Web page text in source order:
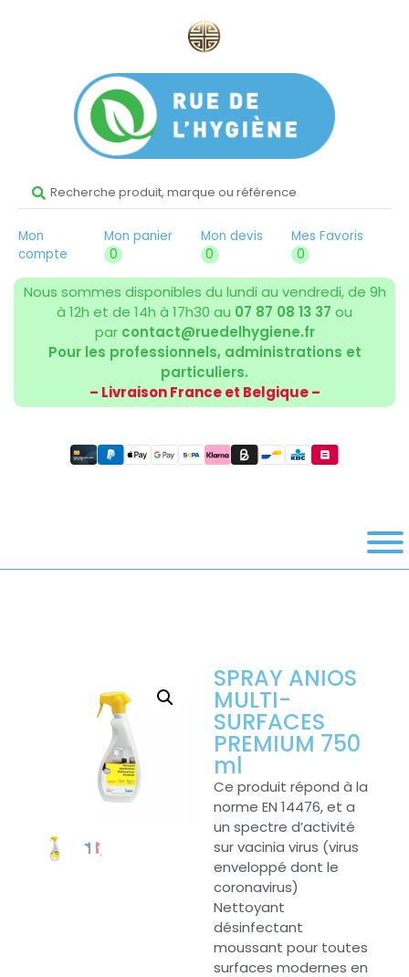
Mon
compte
Mon panier
0
Mon devis
0
Mes Favoris
0
Nous sommes disponibles du lundi au vendredi, de 9h
à 12h et de 14h à 17h30 au 07 87 08 13 37 ou
par contact@ruedelhygiene.fr
Pour les professionnels, administrations et
particuliers.
– Livraison France et Belgique –
SPRAY ANIOS
MULTI-
SURFACES
PREMIUM 750
ml
Ce produit répond à la
norme EN 14476, et a
un spectre d’activité
sur vacinia virus (virus
enveloppé dont le
coronavirus)
Nettoyant
désinfectant
moussant pour toutes
surfaces modernes en